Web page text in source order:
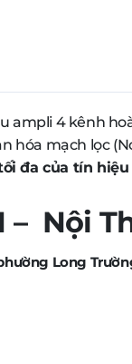
ampli 4 kênh
hóa mạch lọc
đa của tín
– Nội
Long